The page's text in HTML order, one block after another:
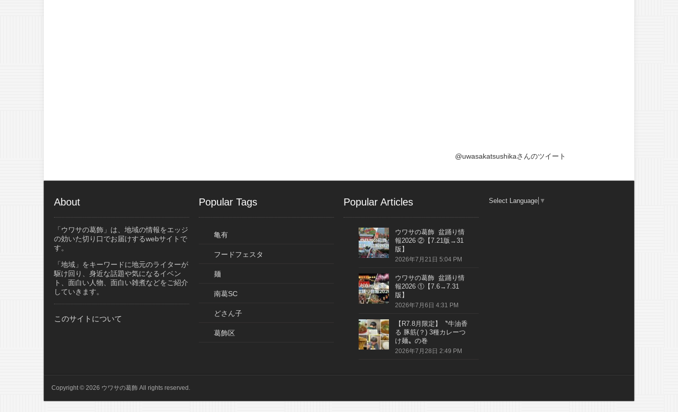
@uwasakatsushikaさんのツイート
About
「ウワサの葛飾」は、地域の情報をエッジ
の効いた切り口でお届けするwebサイトで
す。
「地域」をキーワードに地元のライターが
駆け回り、身近な話題や気になるイベン
ト、面白い人物、面白い雑煮などをご紹介
していきます。
このサイトについて
Popular Tags
亀有
フードフェスタ
麺
南葛SC
どさん子
葛飾区
Popular Articles
ウワサの葛飾 盆踊り情
報2026 ②【7.21版→31
版】
2026年7月21日 5:04 PM
ウワサの葛飾 盆踊り情
報2026 ①【7.6→7.31
版】
2026年7月6日 4:31 PM
【R7.8月限定】〝牛油香
る 豚筋(？) 3種カレーつ
け麺〟の巻
2026年7月28日 2:49 PM
Select Language ▼
Copyright © 2026 ウワサの葛飾 All rights reserved.